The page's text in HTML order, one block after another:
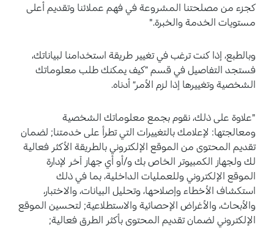
كجزء من مصلحتنا المشروعة في فهم عملائنا وتقديم أعلى
مستويات الخدمة والخبرة."
وبالطبع، إذا كنت ترغب في تغيير طريقة استخدامنا لبياناتك،
فستجد التفاصيل في قسم ”كيف يمكنك طلب معلوماتك
الشخصية وتغييرها إذا لزم الأمر“ أدناه.
"علاوة على ذلك، نقوم بجمع معلوماتك الشخصية
ومعالجتها: لإعلامك بالتغييرات التي تطرأ على خدمتنا; لضمان
تقديم المحتوى من الموقع الإلكتروني بالطريقة الأكثر فعالية
لك ولجهاز الكمبيوتر الخاص بك و/أو أي جهاز آخر لإدارة
الموقع الإلكتروني وللعمليات الداخلية، بما في ذلك
استكشاف الأخطاء وإصلاحها، وتحليل البيانات، والاختبار،
والأبحاث، والأغراض الإحصائية والاستطلاعية; لتحسين الموقع
الإلكتروني لضمان تقديم المحتوى بأكثر الطرق فعالية;